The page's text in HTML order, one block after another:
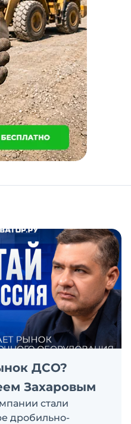
ДСО?
Захаровым
стали
дробильно-